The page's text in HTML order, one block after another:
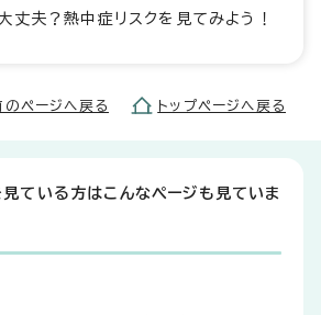
丈夫？熱中症リスクを見てみよう！
のページへ戻る トップページへ戻る
見ている方はこんなページも見ていま